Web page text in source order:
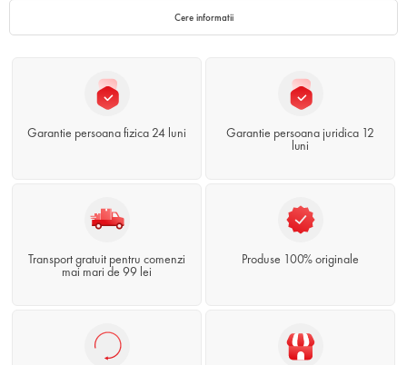
Cere informatii
Garantie persoana fizica 24 luni
Garantie persoana juridica 12
luni
Transport gratuit pentru comenzi
mai mari de 99 lei
Produse 100% originale